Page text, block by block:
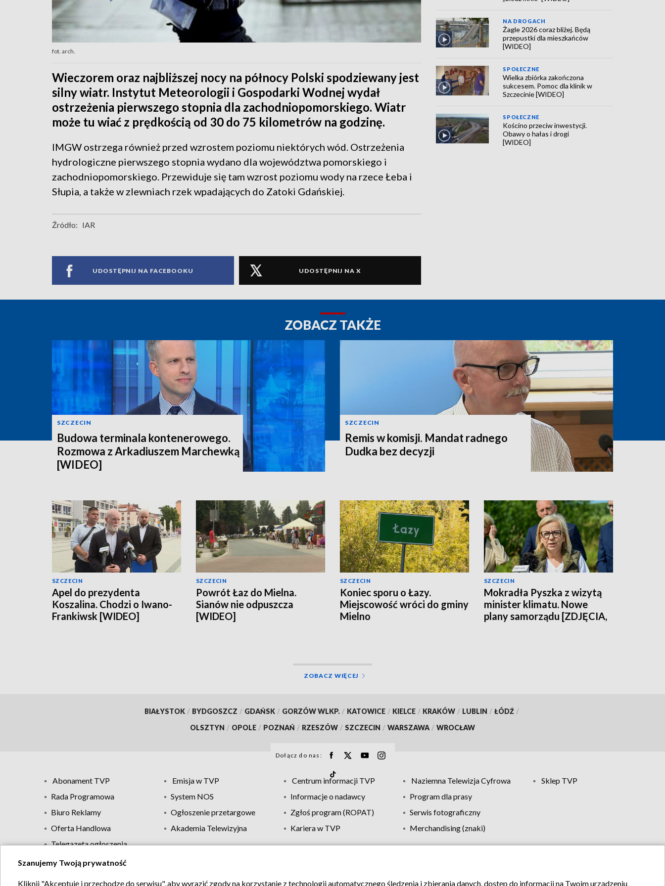
fot. arch.
Wieczorem oraz najbliższej nocy na północy Polski spodziewany jest
silny wiatr. Instytut Meteorologii i Gospodarki Wodnej wydał
ostrzeżenia pierwszego stopnia dla zachodniopomorskiego. Wiatr
może tu wiać z prędkością od 30 do 75 kilometrów na godzinę.
IMGW ostrzega również przed wzrostem poziomu niektórych wód. Ostrzeżenia
hydrologiczne pierwszego stopnia wydano dla województwa pomorskiego i
zachodniopomorskiego. Przewiduje się tam wzrost poziomu wody na rzece Łeba i
Słupia, a także w zlewniach rzek wpadających do Zatoki Gdańskiej.
Źródło: IAR
UDOSTĘPNIJ NA FACEBOOKU UDOSTĘPNIJ NA X
NA DROGACH
Żagle 2026 coraz bliżej. Będą
przepustki dla mieszkańców
[WIDEO]
SPOŁECZNE
Wielka zbiórka zakończona
sukcesem. Pomoc dla klinik w
Szczecinie [WIDEO]
SPOŁECZNE
Kościno przeciw inwestycji.
Obawy o hałas i drogi
[WIDEO]
ZOBACZ TAKŻE
SZCZECIN
Budowa terminala kontenerowego.
Rozmowa z Arkadiuszem Marchewką
[WIDEO]
SZCZECIN
Remis w komisji. Mandat radnego
Dudka bez decyzji
SZCZECIN
Apel do prezydenta
Koszalina. Chodzi o Iwano-
Frankiwsk [WIDEO]
SZCZECIN
Powrót Łaz do Mielna.
Sianów nie odpuszcza
[WIDEO]
SZCZECIN
Koniec sporu o Łazy.
Miejscowość wróci do gminy
Mielno
SZCZECIN
Mokradła Pyszka z wizytą
minister klimatu. Nowe
plany samorządu [ZDJĘCIA,
ZOBACZ WIĘCEJ
BIAŁYSTOK / BYDGOSZCZ / GDAŃSK / GORZÓW WLKP. / KATOWICE / KIELCE / KRAKÓW / LUBLIN / ŁÓDŹ /
OLSZTYN / OPOLE / POZNAŃ / RZESZÓW / SZCZECIN / WARSZAWA / WROCŁAW
Dołącz do nas:
Abonament TVP Emisja w TVP Centrum informacji TVP Naziemna Telewizja Cyfrowa
Sklep TVP
Rada Programowa
System NOS Informacje o nadawcy
Program dla prasy
Biuro Reklamy
Ogłoszenie przetargowe Zgłoś program (ROPAT)
Serwis fotograficzny
Oferta Handlowa
Akademia Telewizyjna Kariera w TVP
Merchandising (znaki)
Telegazeta ogłoszenia
Regulamin TVP Polityka prywatności Moje zgody Pomoc Biuro reklamy Kontakt
Szanujemy Twoją prywatność
Kliknij "Akceptuję i przechodzę do serwisu", aby wyrazić zgody na korzystanie z technologii automatycznego śledzenia i zbierania danych, dostęp do informacji na Twoim urządzeniu